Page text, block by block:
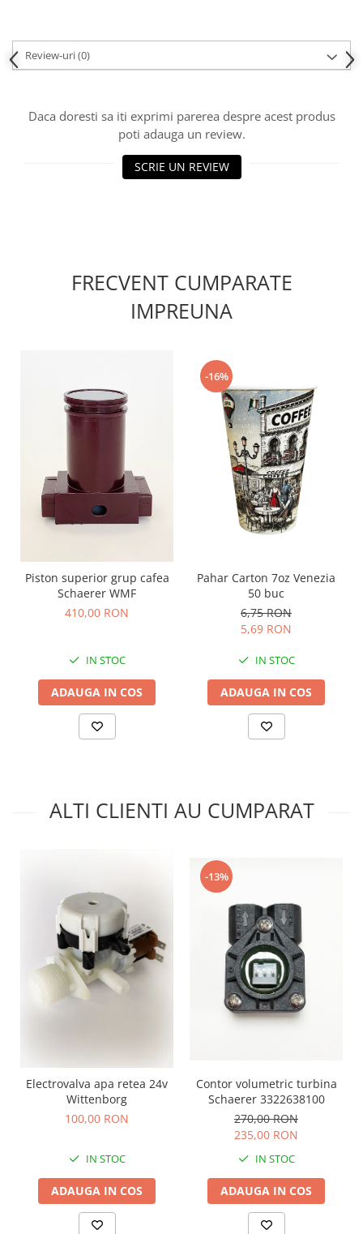
Review-uri(0)
Daca doresti sa iti exprimi parerea despre acest produs
poti adauga un review.
SCRIE UN REVIEW
FRECVENT CUMPARATE
IMPREUNA
Piston superior grup cafea
Schaerer WMF
410,00 RON
IN STOC
ADAUGA IN COS
-16%
Pahar Carton 7oz Venezia
50 buc
6,75 RON
5,69 RON
IN STOC
ADAUGA IN COS
ALTI CLIENTI AU CUMPARAT
Electrovalva apa retea 24v
Wittenborg
100,00 RON
IN STOC
ADAUGA IN COS
-13%
Contor volumetric turbina
Schaerer 3322638100
270,00 RON
235,00 RON
IN STOC
ADAUGA IN COS